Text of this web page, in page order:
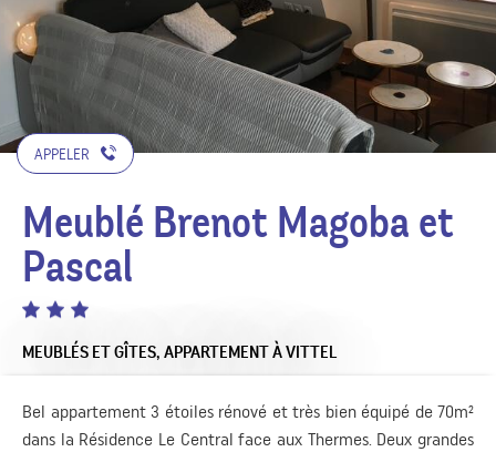
APPELER
Meublé Brenot Magoba et
Pascal
MEUBLÉS ET GÎTES, APPARTEMENTÀ VITTEL
Bel appartement 3 étoiles rénové et très bien équipé de 70m²
dans la Résidence Le Central face aux Thermes. Deux grandes